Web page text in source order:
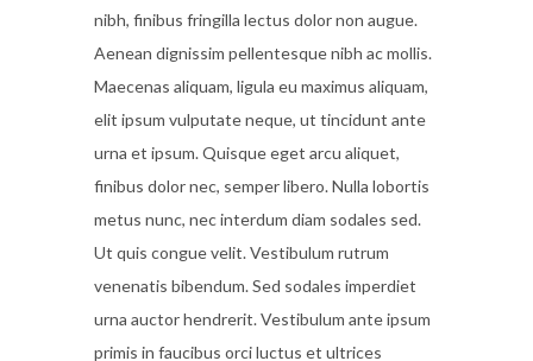
nibh, finibus fringilla lectus dolor non augue.
Aenean dignissim pellentesque nibh ac mollis.
Maecenas aliquam, ligula eu maximus aliquam,
elit ipsum vulputate neque, ut tincidunt ante
urna et ipsum. Quisque eget arcu aliquet,
finibus dolor nec, semper libero. Nulla lobortis
metus nunc, nec interdum diam sodales sed.
Ut quis congue velit. Vestibulum rutrum
venenatis bibendum. Sed sodales imperdiet
urna auctor hendrerit. Vestibulum ante ipsum
primis in faucibus orci luctus et ultrices